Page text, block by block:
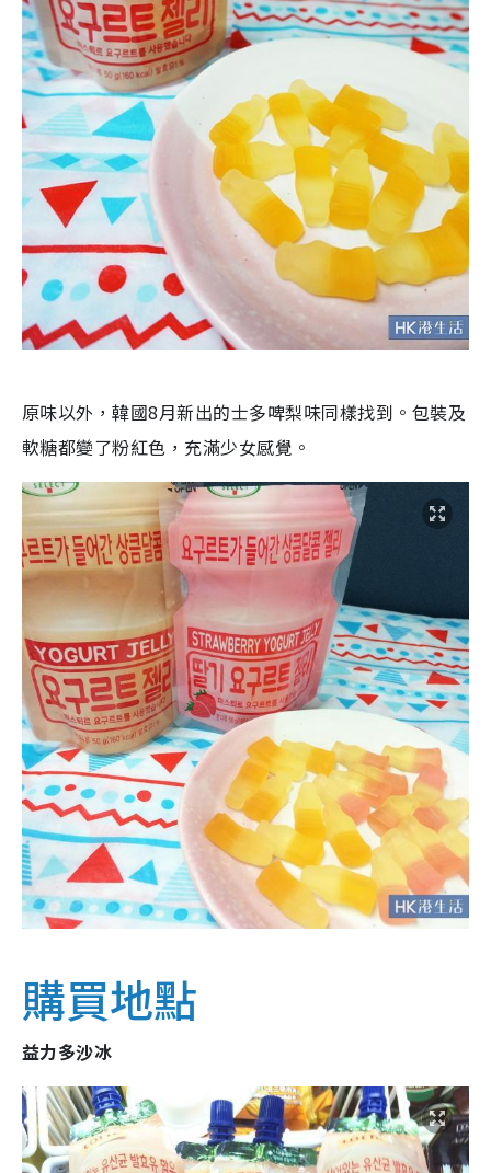
原味以外，韓國8月新出的士多啤梨味同樣找到。包裝及
軟糖都變了粉紅色，充滿少女感覺。
購買地點
益力多沙冰